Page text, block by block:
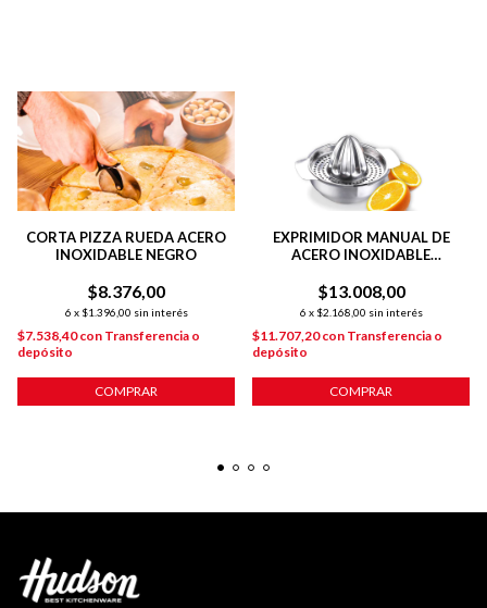
CORTA PIZZA RUEDA ACERO
INOXIDABLE NEGRO
$8.376,00
6 x $1.396,00 sin interés
$7.538,40con Transferencia o
depósito
COMPRAR
EXPRIMIDOR MANUAL DE
ACERO INOXIDABLE
$13.008,00
6 x $2.168,00 sin interés
$11.707,20con Transferencia o
depósito
COMPRAR